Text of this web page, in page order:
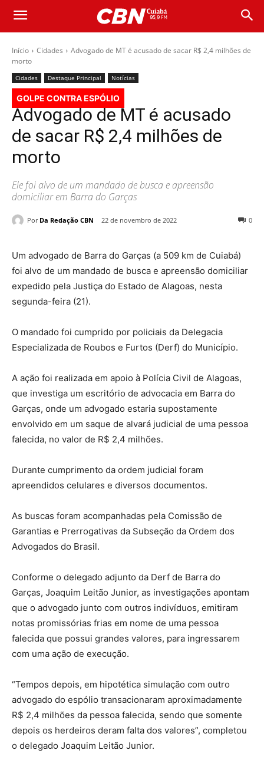
Início Cidades
Advogado de MT é acusado de sacar R$ 2,4 milhões de
morto
Cidades Destaque Principal Notícias
GOLPE CONTRA ESPÓLIO
Advogado de MT é acusado
de sacar R$ 2,4 milhões de
morto
Ele foi alvo de um mandado de busca e apreensão
domiciliar em Barra do Garças
Por Da Redação CBN 22 de novembro de 2022 0
Um advogado de Barra do Garças (a 509 km de Cuiabá)
foi alvo de um mandado de busca e apreensão domiciliar
expedido pela Justiça do Estado de Alagoas, nesta
segunda-feira (21).
O mandado foi cumprido por policiais da Delegacia
Especializada de Roubos e Furtos (Derf) do Município.
A ação foi realizada em apoio à Polícia Civil de Alagoas,
que investiga um escritório de advocacia em Barra do
Garças, onde um advogado estaria supostamente
envolvido em um saque de alvará judicial de uma pessoa
falecida, no valor de R$ 2,4 milhões.
Durante cumprimento da ordem judicial foram
apreendidos celulares e diversos documentos.
As buscas foram acompanhadas pela Comissão de
Garantias e Prerrogativas da Subseção da Ordem dos
Advogados do Brasil.
Conforme o delegado adjunto da Derf de Barra do
Garças, Joaquim Leitão Junior, as investigações apontam
que o advogado junto com outros indivíduos, emitiram
notas promissórias frias em nome de uma pessoa
falecida que possui grandes valores, para ingressarem
com uma ação de execução.
“Tempos depois, em hipotética simulação com outro
advogado do espólio transacionaram aproximadamente
R$ 2,4 milhões da pessoa falecida, sendo que somente
depois os herdeiros deram falta dos valores”, completou
o delegado Joaquim Leitão Junior.